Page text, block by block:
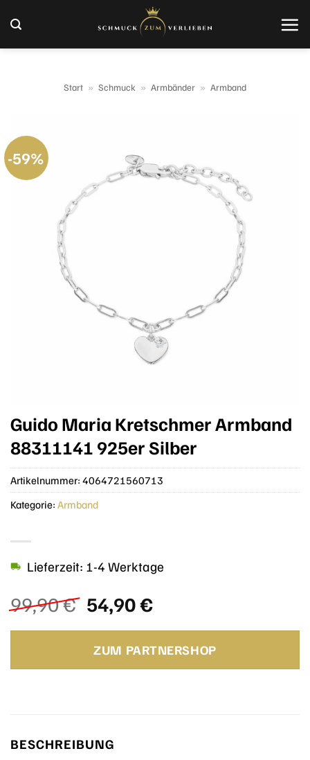
Inhalt
springen
Start » Schmuck » Armbänder » Armband
-59%
Guido Maria Kretschmer Armband
88311141 925er Silber
99,90€ Ursprünglicher
Preis
war:
99,90 €
54,90€Aktueller
ist:
54,90 €.
Lieferzeit: 1-4 Werktage
ZUM PARTNERSHOP
Artikelnummer: 4064721560713
Kategorie: Armband
BESCHREIBUNG